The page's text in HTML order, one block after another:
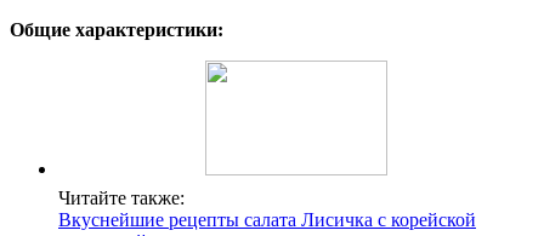
Общие характеристики:
Читайте также:
Вкуснейшие рецепты салата Лисичка с корейской